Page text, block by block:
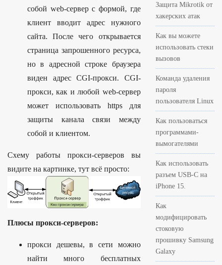
собой web-сервер с формой, где
клиент вводит адрес нужного
сайта. После чего открывается
страница запрошенного ресурса,
но в адресной строке браузера
виден адрес CGI-прокси. CGI-
прокси, как и любой web-сервер
может использовать https для
защиты канала связи между
собой и клиентом.
Схему работы прокси-серверов вы
видите на картинке, тут всё просто:
Плюсы прокси-серверов:
прокси дешевы, в сети можно
найти много бесплатных
Защита Mikrotik от
хакерских атак
Как вы можете
использовать стеки
вызовов
Команда удаления
пароля
пользователя Linux
Как пользоваться
программами-
вымогателями
Как использовать
разъем USB-C на
iPhone 15.
Как
модифицировать
стоковую
прошивку Samsung
Galaxy